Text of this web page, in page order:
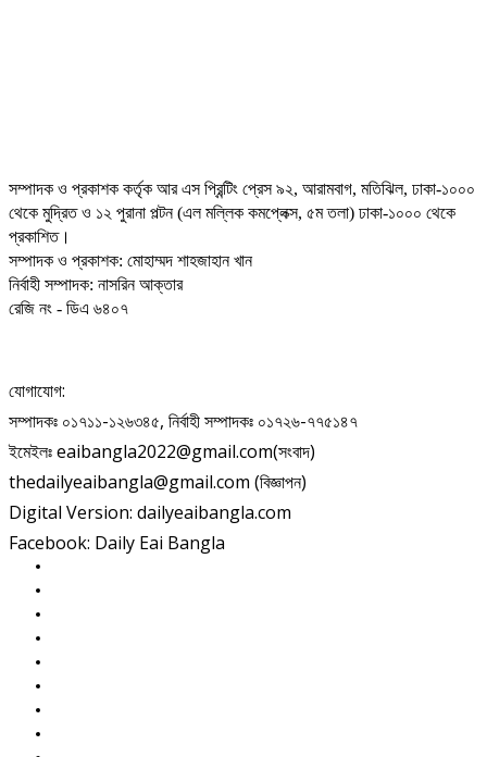
সম্পাদক ও প্রকাশক কর্তৃক আর এস প্রিন্টিং প্রেস ৯২, আরামবাগ, মতিঝিল, ঢাকা-১০০০
থেকে মুদ্রিত ও ১২ পুরানা পল্টন (এল মল্লিক কমপ্লেক্স, ৫ম তলা) ঢাকা-১০০০ থেকে
প্রকাশিত।
সম্পাদক ও প্রকাশক: মোহাম্মদ শাহজাহান খান
নির্বাহী সম্পাদক: নাসরিন আক্তার
রেজি নং - ডিএ ৬৪০৭
যোগাযোগ:
সম্পাদকঃ ০১৭১১-১২৬৩৪৫, নির্বাহী সম্পাদকঃ ০১৭২৬-৭৭৫১৪৭
ইমেইলঃ eaibangla2022@gmail.com(সংবাদ)
thedailyeaibangla@gmail.com (বিজ্ঞাপন)
Digital Version: dailyeaibangla.com
Facebook: Daily Eai Bangla